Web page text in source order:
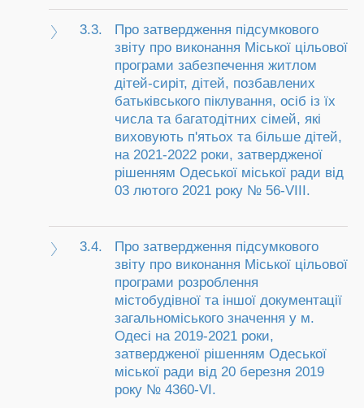
3.3.
Про затвердження підсумкового
звіту про виконання Міської цільової
програми забезпечення житлом
дітей-сиріт, дітей, позбавлених
батьківського піклування, осіб із їх
числа та багатодітних сімей, які
виховують п'ятьох та більше дітей,
на 2021-2022 роки, затвердженої
рішенням Одеської міської ради від
03 лютого 2021 року № 56-VIII.
3.4.
Про затвердження підсумкового
звіту про виконання Міської цільової
програми розроблення
містобудівної та іншої документації
загальноміського значення у м.
Одесі на 2019-2021 роки,
затвердженої рішенням Одеської
міської ради від 20 березня 2019
року № 4360-VI.